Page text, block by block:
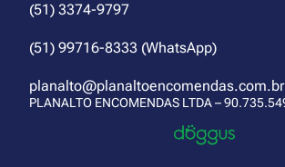
(51) 3374-9797
(51) 99716-8333 (WhatsApp)
planalto@planaltoencomendas.com.br
PLANALTO ENCOMENDAS LTDA –